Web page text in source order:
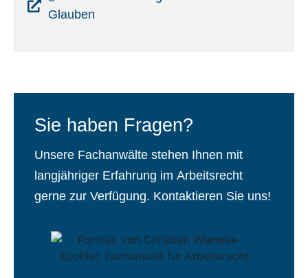
Glauben
Sie haben Fragen?
Unsere Fachanwälte stehen Ihnen mit
langjähriger Erfahrung im Arbeitsrecht
gerne zur Verfügung. Kontaktieren Sie uns!